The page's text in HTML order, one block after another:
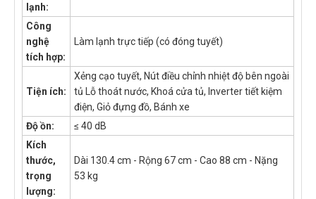
lạnh:
Công
nghệ
tích hợp:
Làm lạnh trực tiếp (có đóng tuyết)
Tiện ích:
Xẻng cạo tuyết, Nút điều chỉnh nhiệt độ bên ngoài
tủ Lỗ thoát nước, Khoá cửa tủ, Inverter tiết kiệm
điện, Giỏ đựng đồ, Bánh xe
Độ ồn:
≤ 40 dB
Kích
thước,
trọng
lượng:
Dài 130.4 cm - Rộng 67 cm - Cao 88 cm - Nặng
53 kg